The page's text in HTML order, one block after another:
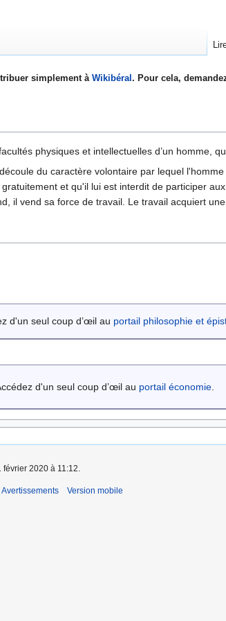
simplement à Wikibéral . Pour cela,
physiques et intellectuelles d’un homme,
du caractère volontaire par lequel
et qu'il lui est interdit de participer
il vend sa force de travail. Le travail acquiert
d'un seul coup d’œil au portail philosophie et
d'un seul coup d’œil au portail économie
février 2020 à 11:12.
Avertissements Version mobile